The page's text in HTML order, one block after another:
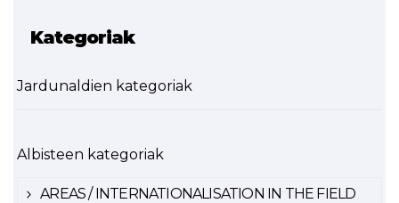
Kategoriak
Jardunaldien kategoriak
Albisteen kategoriak
AREAS / INTERNATIONALISATION IN THE FIELD